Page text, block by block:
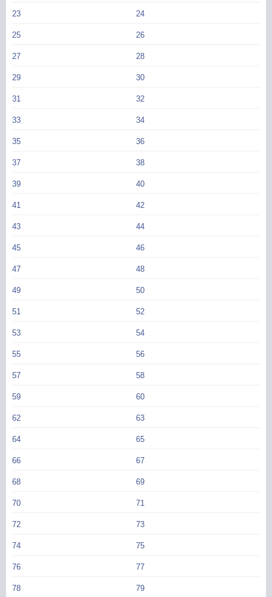
23 24
25 26
27 28
29 30
31 32
33 34
35 36
37 38
39 40
41 42
43 44
45 46
47 48
49 50
51 52
53 54
55 56
57 58
59 60
62 63
64 65
66 67
68 69
70 71
72 73
74 75
76 77
78 79